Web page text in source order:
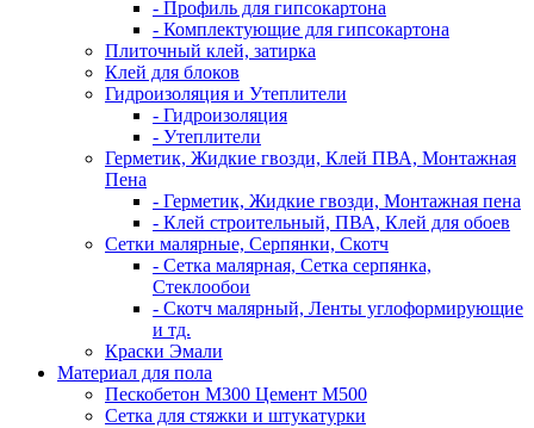
- Профиль для гипсокартона
- Комплектующие для гипсокартона
Плиточный клей, затирка
Клей для блоков
Гидроизоляция и Утеплители
- Гидроизоляция
- Утеплители
Герметик, Жидкие гвозди, Клей ПВА, Монтажная
Пена
- Герметик, Жидкие гвозди, Монтажная пена
- Клей строительный, ПВА, Клей для обоев
Сетки малярные, Серпянки, Скотч
- Сетка малярная, Сетка серпянка,
Стеклообои
- Скотч малярный, Ленты углоформирующие
и тд.
Краски Эмали
Материал для пола
Пескобетон М300 Цемент М500
Сетка для стяжки и штукатурки